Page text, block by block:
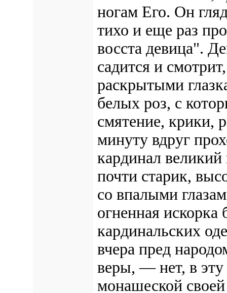
ногам Его. Он
тихо и еще раз
восста девица".
садится и
раскрытыми
белых роз, с
смятение, крики,
минуту вдруг
кардинал
почти старик,
со впалыми
огненная
кардинальских
вчера пред
веры, — нет, в
монашеской